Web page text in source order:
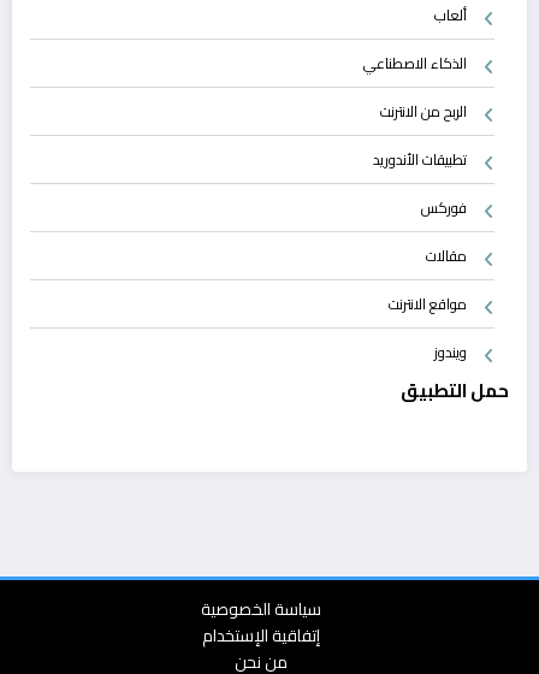
ألعاب
الذكاء الاصطناعي
الربح من الانترنت
تطبيقات الأندوريد
فوركس
مقالات
مواقع الانترنت
ويندوز
حمل التطبيق
سياسة الخصوصية
إتفاقية الإستخدام
من نحن